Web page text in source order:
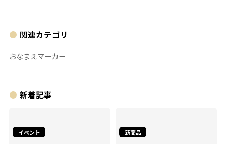
関連カテゴリ
おなまえマーカー
新着記事
イベント 新商品